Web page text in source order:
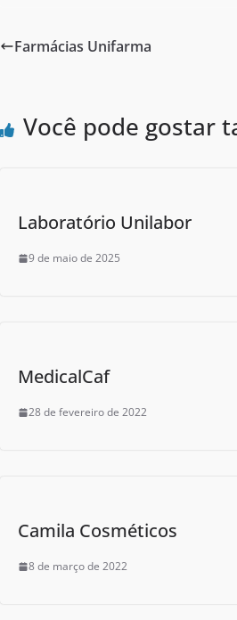
e
o
er e
Farmácias Unifarma
Você pode gostar
Laboratório Unilabor
9 de maio de 2025
MedicalCaf
28 de fevereiro de 2022
Camila Cosméticos
8 de março de 2022